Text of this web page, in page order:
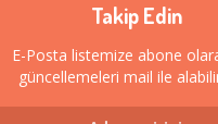
Takip Edin
E-Posta listemize abone
güncellemeleri mail ile